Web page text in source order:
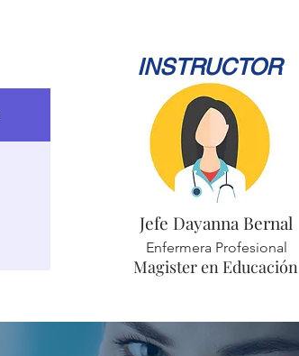
INSTRUCTOR
Jefe Dayanna Bernal
Enfermera Profesional
Magister en Educación